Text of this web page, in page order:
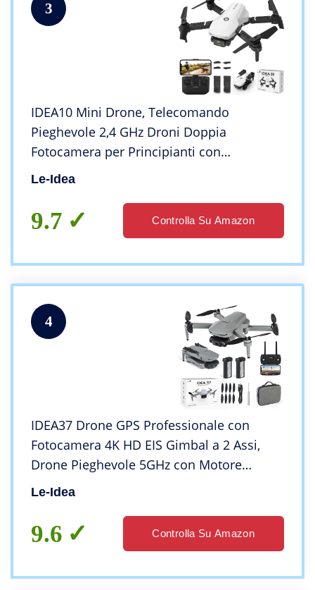
3
IDEA10 Mini Drone, Telecomando
Pieghevole 2,4 GHz Droni Doppia
Fotocamera per Principianti con
Posizionamento Ottico del Flusso,
Minuti di Volo
Le-Idea
9.7 Controlla Su Amazon
4
IDEA37 Drone GPS Professionale con
Fotocamera 4K HD EIS Gimbal a 2 Assi,
Drone Pieghevole 5GHz con Motore
Brushless, Posizionamento del Flusso
Batterie)
Le-Idea
9.6 Controlla Su Amazon